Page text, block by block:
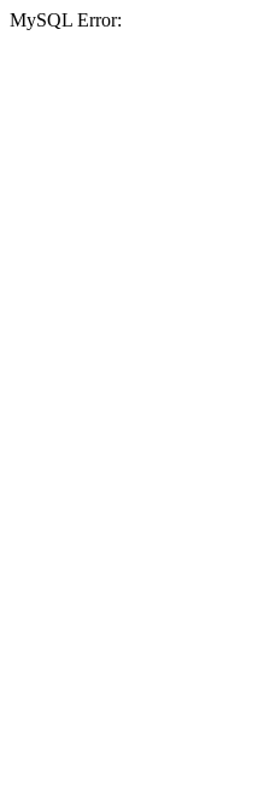
MySQL Error: